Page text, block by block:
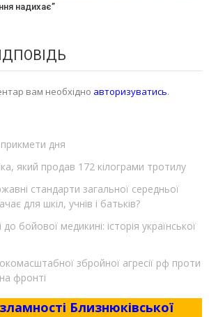
надихає”
вам необхідно авторизуватись.
дня
який продав 172 кілограми тротилу
стандарти загальної середньої
для шкіл, учнів і батьків?
бойової медикині: історія української
збройної агресії рф проти
фронті
Близнюківської